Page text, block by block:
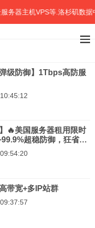
器主机VPS等.洛杉矶数据
级防御】1Tbps高防服
🔥美国服务器租用限时
超稳防御，狂省
量，跨境电商/游戏/直
带宽+多IP站群